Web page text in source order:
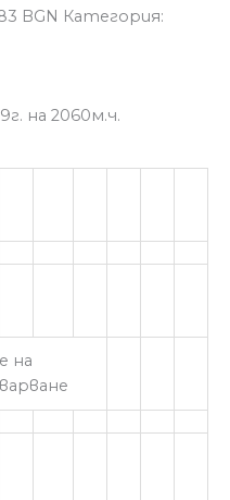
BGN Категория:
на 2060м.ч.
на